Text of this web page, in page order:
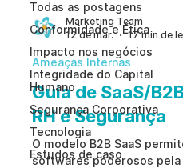
Todas as postagens
Conformidade e Ética
Impacto nos negócios
Integridade do Capital
Humano
Segurança Corporativa
Tecnologia
Estudos de caso
Marketing Team
12 de mar.
17 min de
Ameaças Internas
Guia de SaaS/
RH e Segurança
O modelo B2B SaaS
softwares poderosos